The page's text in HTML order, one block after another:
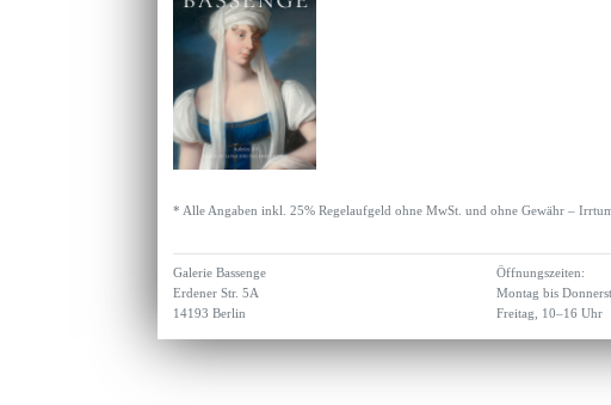
* Alle Angaben inkl. 25% Regelaufgeld ohne MwSt. und ohne Gewähr –
Galerie Bassenge
Erdener Str. 5A
14193 Berlin
Öffnungszeiten:
Montag bis
Freitag, 10–16 Uhr